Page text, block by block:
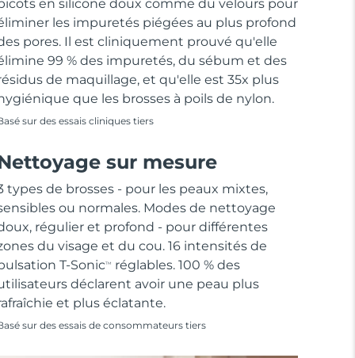
en silicone doux comme du velours pour
les impuretés piégées au plus profond
pores. Il est cliniquement prouvé qu'elle
99 % des impuretés, du sébum et des
de maquillage, et qu'elle est 35x plus
que les brosses à poils de nylon.
sur des essais cliniques tiers
sur mesure
types de brosses - pour les peaux mixtes,
ou normales. Modes de nettoyage
régulier et profond - pour différentes
du visage et du cou. 16 intensités de
T-SonicTM
réglables. 100 % des
déclarent avoir une peau plus
et plus éclatante.
sur des essais de consommateurs tiers